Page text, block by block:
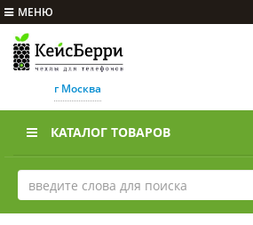
МЕНЮ
г Москва
КАТАЛОГ ТОВАРОВ